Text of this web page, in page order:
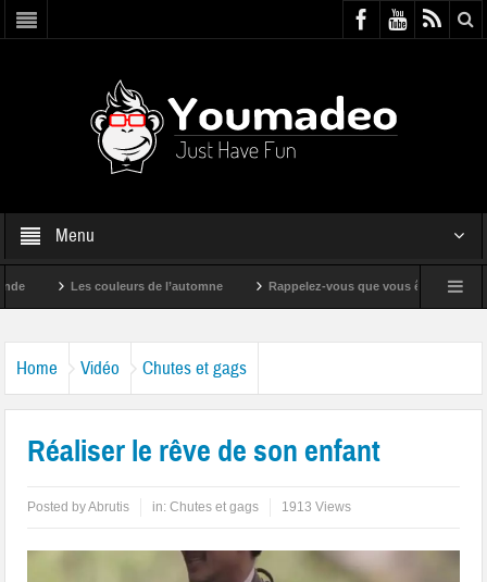
Menu
Les couleurs de l’automne Rappelez-vous que vous êtes super !
Home Vidéo Chutes et gags
Réaliser le rêve de son enfant
Posted byAbrutis in:Chutes et gags 1913 Views